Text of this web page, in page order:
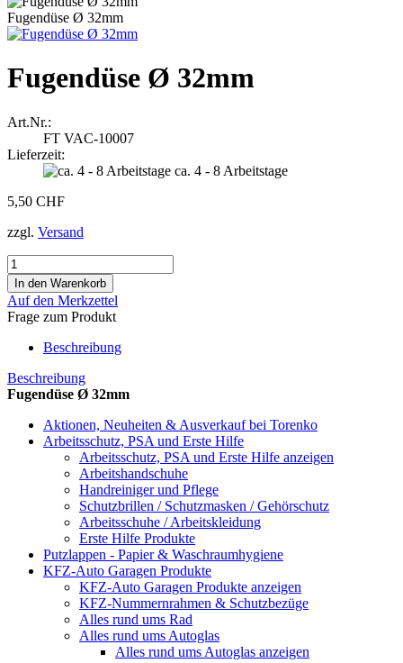
Fugendüse Ø 32mm
Fugendüse Ø 32mm
Art.Nr.:
FT VAC-10007
Lieferzeit:
ca. 4 - 8 Arbeitstage
5,50 CHF
zzgl. Versand
Auf den Merkzettel
Frage zum Produkt
Beschreibung
Beschreibung
Fugendüse Ø 32mm
Aktionen, Neuheiten & Ausverkauf bei Torenko
Arbeitsschutz, PSA und Erste Hilfe
Arbeitsschutz, PSA und Erste Hilfe anzeigen
Arbeitshandschuhe
Handreiniger und Pflege
Schutzbrillen / Schutzmasken / Gehörschutz
Arbeitsschuhe / Arbeitskleidung
Erste Hilfe Produkte
Putzlappen - Papier & Waschraumhygiene
KFZ-Auto Garagen Produkte
KFZ-Auto Garagen Produkte anzeigen
KFZ-Nummernrahmen & Schutzbezüge
Alles rund ums Rad
Alles rund ums Autoglas
Alles rund ums Autoglas anzeigen